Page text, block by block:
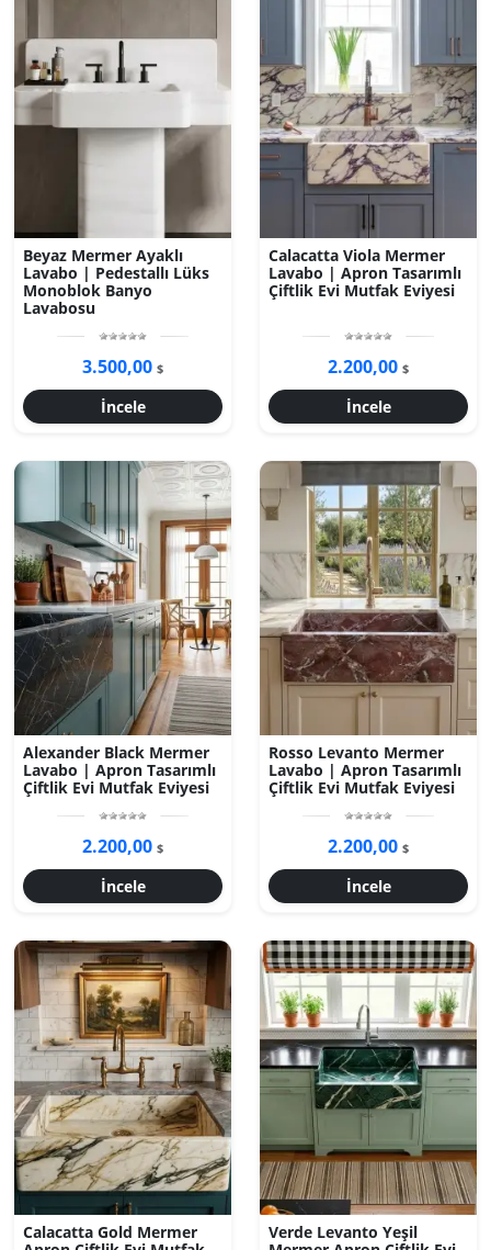
Beyaz Mermer Ayaklı
Lavabo | Pedestallı Lüks
Monoblok Banyo
Lavabosu
3.500,00 $
İncele
Calacatta Viola Mermer
Lavabo | Apron Tasarımlı
Çiftlik Evi Mutfak Eviyesi
2.200,00 $
İncele
Alexander Black Mermer
Lavabo | Apron Tasarımlı
Çiftlik Evi Mutfak Eviyesi
2.200,00 $
İncele
Rosso Levanto Mermer
Lavabo | Apron Tasarımlı
Çiftlik Evi Mutfak Eviyesi
2.200,00 $
İncele
Calacatta Gold Mermer
Verde Levanto Yeşil